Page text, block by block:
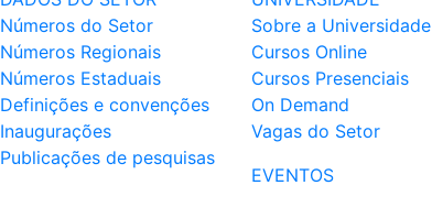
Números do Setor
Números Regionais
Números Estaduais
Definições e convenções
Inaugurações
Publicações de pesquisas
Sobre a Universidade
Cursos Online
Cursos Presenciais
On Demand
Vagas do Setor
EVENTOS